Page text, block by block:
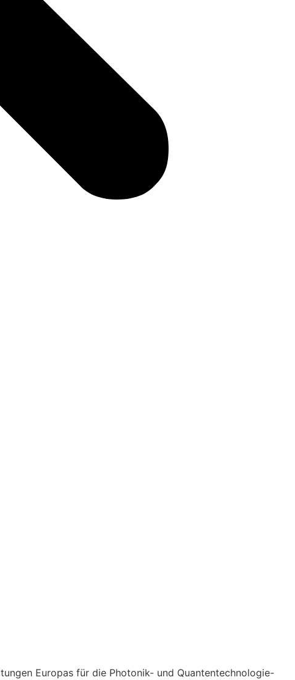
Europas für die Photonik- und Quantentechnologie-